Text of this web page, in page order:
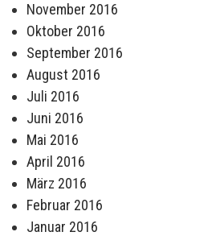
November 2016
Oktober 2016
September 2016
August 2016
Juli 2016
Juni 2016
Mai 2016
April 2016
März 2016
Februar 2016
Januar 2016